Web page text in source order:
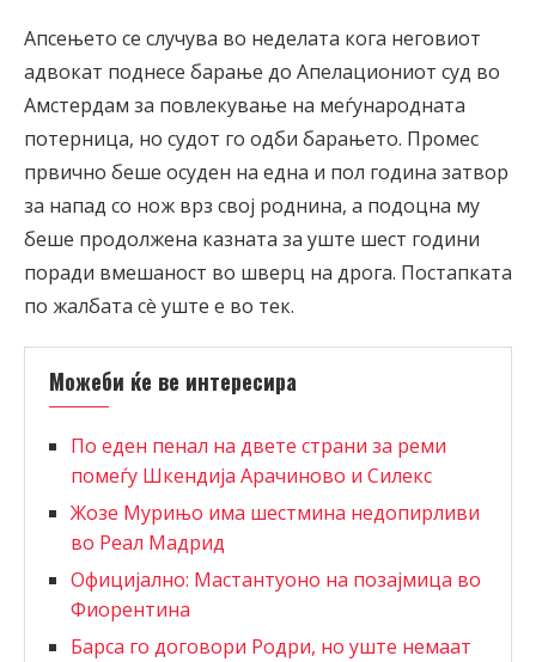
Апсењето се случува во неделата кога неговиот
адвокат поднесе барање до Апелациониот суд во
Амстердам за повлекување на меѓународната
потерница, но судот го одби барањето. Промес
првично беше осуден на една и пол година затвор
за напад со нож врз свој роднина, а подоцна му
беше продолжена казната за уште шест години
поради вмешаност во шверц на дрога. Постапката
по жалбата сè уште е во тек.
Можеби ќе ве интересира
По еден пенал на двете страни за реми
помеѓу Шкендија Арачиново и Силекс
Жозе Мурињо има шестмина недопирливи
во Реал Мадрид
Официјално: Мастантуоно на позајмица во
Фиорентина
Барса го договори Родри, но уште немаат